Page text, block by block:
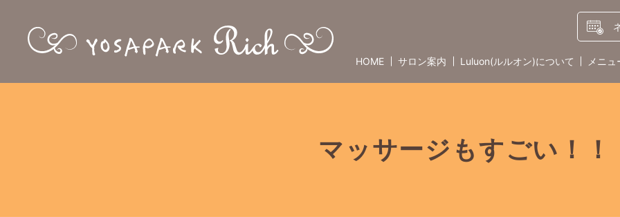
HOME サロン案内 Luluon(ルルオン)について メニュ
マッサージもすごい！！